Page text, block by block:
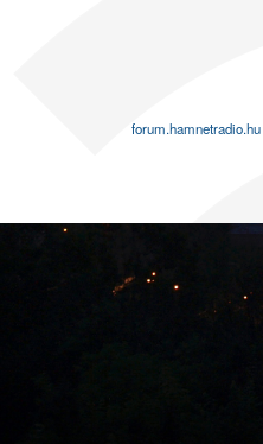
forum.hamnetradio.hu